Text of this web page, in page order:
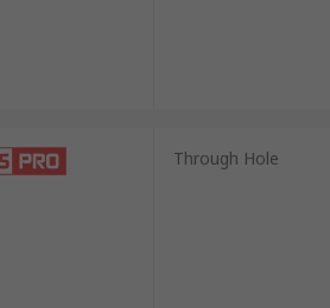
Through Hole